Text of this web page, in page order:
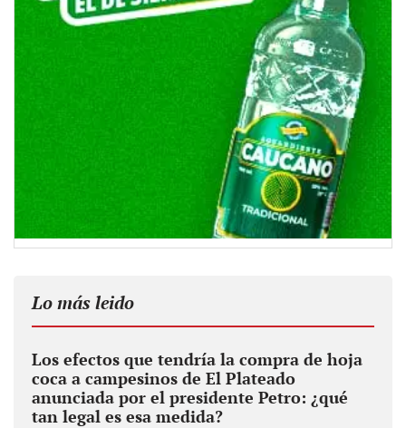
Lo más leido
Los efectos que tendría la compra de hoja
coca a campesinos de El Plateado
anunciada por el presidente Petro: ¿qué
tan legal es esa medida?